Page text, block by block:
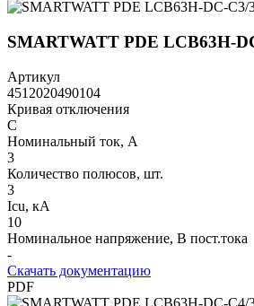
SMARTWATT PDE LCB63H-
Артикул
4512020490104
Кривая отключения
C
Номинальный ток, А
3
Количество полюсов, шт.
3
Icu, кА
10
Номинальное напряжение, В пост.тока
-
Скачать документацию
PDF